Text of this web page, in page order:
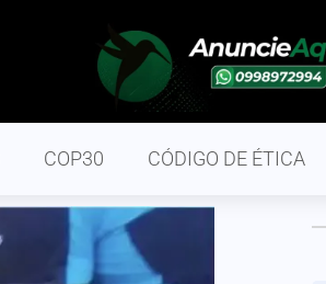
COP30 CÓDIGO DE ÉTICA